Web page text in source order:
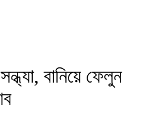
বানিয়ে ফেলুন